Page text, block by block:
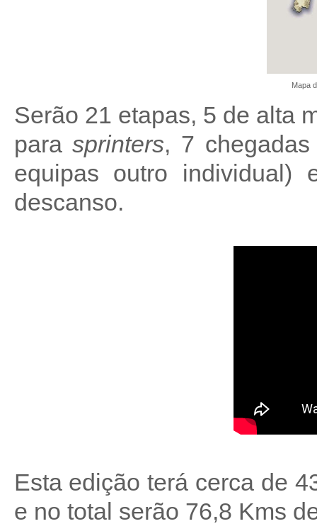
Mapa
Serão 21 etapas, 5 de alta
parasprinters, 7
equipas outro
descanso.
Esta edição terá cerca de
e no total serão 76,8 Kms